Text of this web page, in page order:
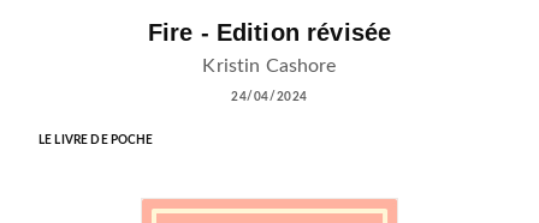
Fire - Edition révisée
Kristin Cashore
24/04/2024
LE LIVRE DE POCHE